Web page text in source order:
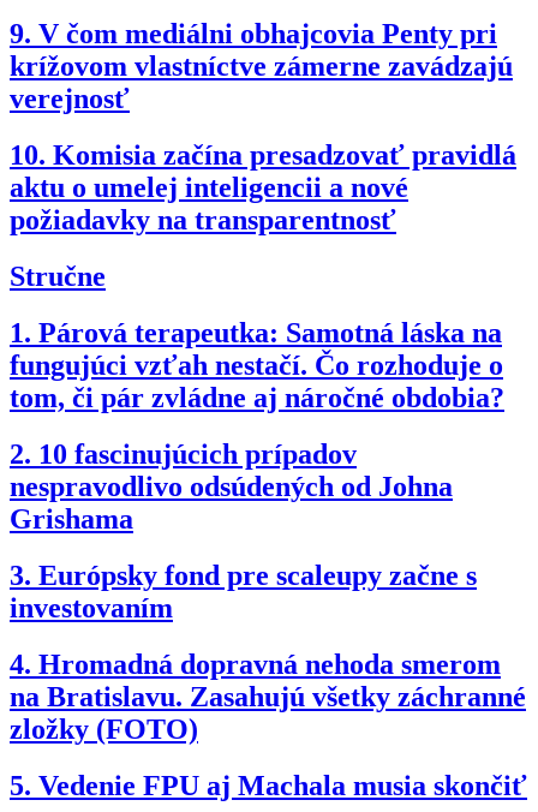
9. V čom mediálni obhajcovia Penty pri
krížovom vlastníctve zámerne zavádzajú
verejnosť
10. Komisia začína presadzovať pravidlá
aktu o umelej inteligencii a nové
požiadavky na transparentnosť
Stručne
1. Párová terapeutka: Samotná láska na
fungujúci vzťah nestačí. Čo rozhoduje o
tom, či pár zvládne aj náročné obdobia?
2. 10 fascinujúcich prípadov
nespravodlivo odsúdených od Johna
Grishama
3. Európsky fond pre scaleupy začne s
investovaním
4. Hromadná dopravná nehoda smerom
na Bratislavu. Zasahujú všetky záchranné
zložky (FOTO)
5. Vedenie FPU aj Machala musia skončiť